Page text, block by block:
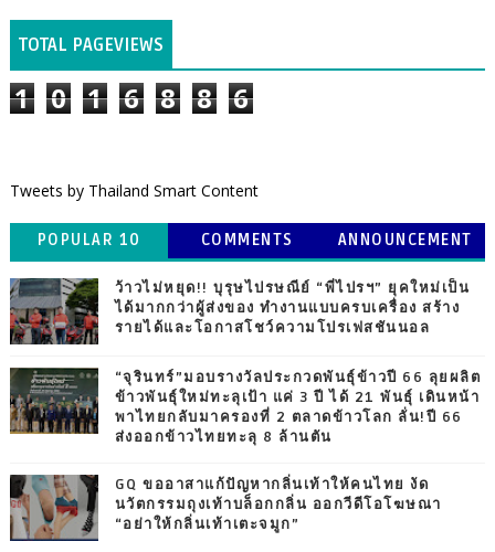
TOTAL PAGEVIEWS
1 0 1 6 8 8 6
Tweets by Thailand Smart Content
POPULAR 10 COMMENTS ANNOUNCEMENT
ว้าวไม่หยุด!! บุรุษไปรษณีย์ “พี่ไปรฯ” ยุคใหม่เป็น
ได้มากกว่าผู้ส่งของ ทำงานแบบครบเครื่อง สร้าง
รายได้และโอกาสโชว์ความโปรเฟสชันนอล
“จุรินทร์”มอบรางวัลประกวดพันธุ์ข้าวปี 66 ลุยผลิต
ข้าวพันธุ์ใหม่ทะลุเป้า แค่ 3 ปี ได้ 21 พันธุ์ เดินหน้า
พาไทยกลับมาครองที่ 2 ตลาดข้าวโลก ลั่น!ปี 66
ส่งออกข้าวไทยทะลุ 8 ล้านตัน
GQ ขออาสาแก้ปัญหากลิ่นเท้าให้คนไทย งัด
นวัตกรรมถุงเท้าบล็อกกลิ่น ออกวีดีโอโฆษณา
“อย่าให้กลิ่นเท้าเตะจมูก”